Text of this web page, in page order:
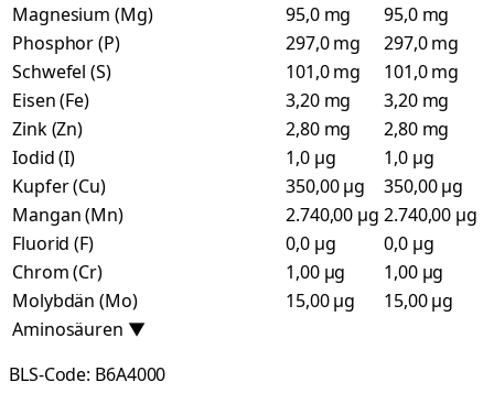
Magnesium (Mg)
95,0 mg
95,0 mg
Phosphor (P)
297,0 mg
297,0 mg
Schwefel (S)
101,0 mg
101,0 mg
Eisen (Fe)
3,20 mg
3,20 mg
Zink (Zn)
2,80 mg
2,80 mg
Iodid (I)
1,0 µg
1,0 µg
Kupfer (Cu)
350,00 µg
350,00 µg
Mangan (Mn)
2.740,00 µg 2.740,00 µg
Fluorid (F)
0,0 µg
0,0 µg
Chrom (Cr)
1,00 µg
1,00 µg
Molybdän (Mo)
15,00 µg
15,00 µg
Aminosäuren ▼
BLS-Code: B6A4000